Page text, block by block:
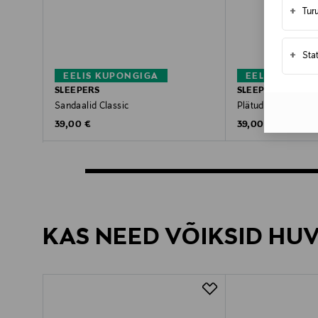
+
+
EELIS KUPONGIGA
SLEEPERS
Sandaalid Classic
Original Price
39,00 €
EELIS
SLEEPERS
Plätud Tapered
Original Price
39,00 €
KAS NEED VÕIKSID